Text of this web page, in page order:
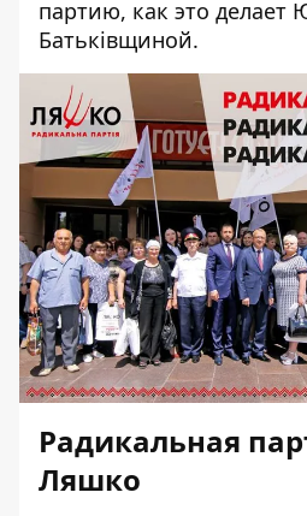
партию, как это
Батьківщиной.
Радикальная
Ляшко